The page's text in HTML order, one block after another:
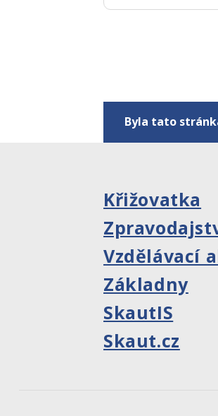
Byla tato
Křižovatka
Vzdělávací
Základny
SkautIS
Skaut.cz